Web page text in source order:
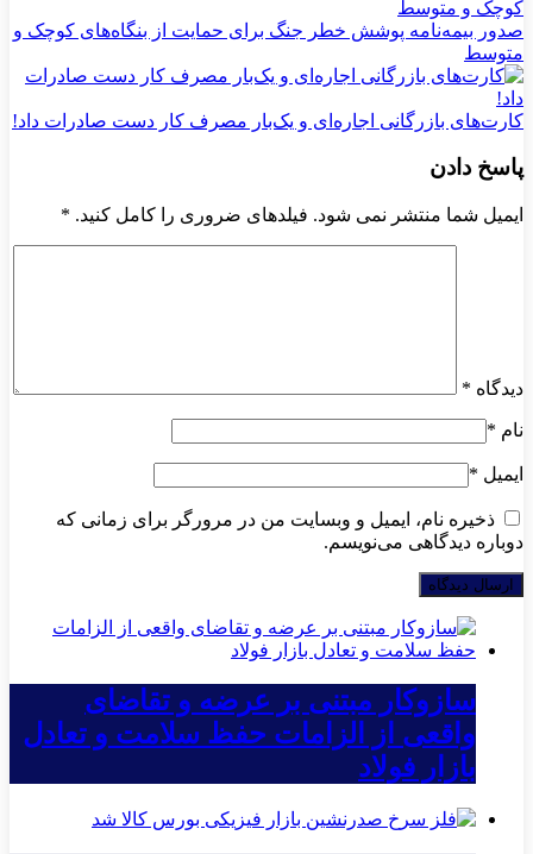
صدور بیمه‌نامه پوشش خطر جنگ برای حمایت از بنگاه‌های کوچک و
متوسط
کارت‌های بازرگانی اجاره‌ای و یک‌بار مصرف کار دست صادرات داد!
پاسخ دادن
ایمیل شما منتشر نمی شود. فیلدهای ضروری را کامل کنید. *
دیدگاه *
نام *
ایمیل *
ذخیره نام، ایمیل و وبسایت من در مرورگر برای زمانی که
دوباره دیدگاهی می‌نویسم.
سازوکار مبتنی بر عرضه و تقاضای
واقعی از الزامات حفظ سلامت و تعادل
بازار فولاد